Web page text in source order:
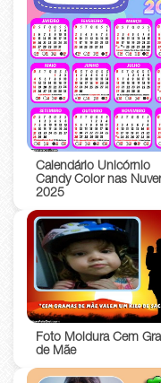
Calendário Unicórnio
Candy Color nas
2025
Foto Moldura Cem
de Mãe